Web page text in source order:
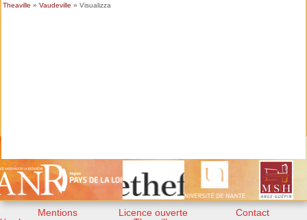
Theaville » Vaudeville » Visualizza
Mentions
Licence ouverte
Contact